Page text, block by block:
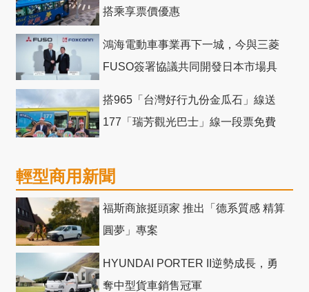
搭乘享票價優惠
鴻海電動車事業再下一城，今與三菱
FUSO簽署協議共同開發日本市場具
搭965「台灣好行九份金瓜石」線送
177「瑞芳觀光巴士」線一段票免費
輕型商用新聞
福斯商旅挺頭家 推出「德系質感 精算
圓夢」專案
HYUNDAI PORTER II逆勢成長，勇
奪中型貨車銷售冠軍